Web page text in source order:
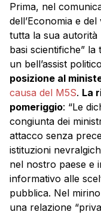
Prima, nel
dell’Economia e
tutta la sua
basi scientifiche”
un bell’assist
posizione al
causa del M5S. La
pomeriggio: “Le
congiunta dei
attacco senza
istituzioni
nel nostro paese e
informativo alle
pubblica. Nel
una relazione